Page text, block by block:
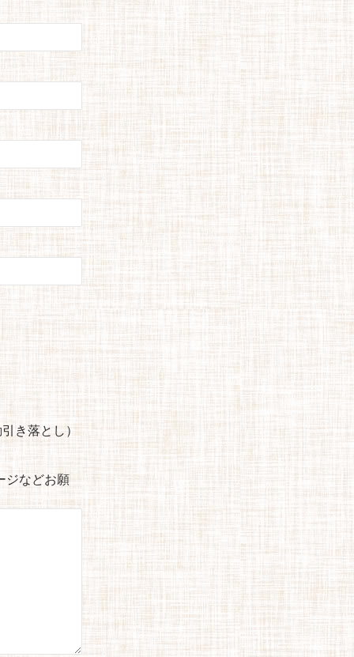
き落とし）
ジなどお願